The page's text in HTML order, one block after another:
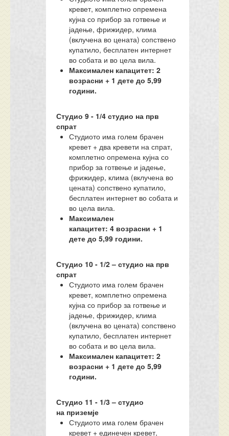
кревет, комплетно опремена
кујна со прибор за готвење и
јадење, фрижидер, клима
(вклучена во цената) сопствено
купатило, бесплатен интернет
во собата и во цела вила.
Максимален капацитет: 2
возрасни + 1 дете до 5,99
години.
Студио9 - 1/4студио на прв
спрат
Студиото има голем брачен
кревет + два кревети на спрат,
комплетно опремена кујна со
прибор за готвење и јадење,
фрижидер, клима (вклучена во
цената) сопствено купатило,
бесплатен интернет во собата и
во цела вила.
Максимален
капацитет:4 возрасни + 1
дете до 5,99 години.
Студио 10 - 1/2–студио на прв
спрат
Студиото има голем брачен
кревет, комплетно опремена
кујна со прибор за готвење и
јадење, фрижидер, клима
(вклучена во цената) сопствено
купатило, бесплатен интернет
во собата и во цела вила.
Максимален капацитет: 2
возрасни + 1 дете до 5,99
години.
Студио 11 - 1/3 –студио
на приземје
Студиото има голем брачен
кревет + единечен кревет,